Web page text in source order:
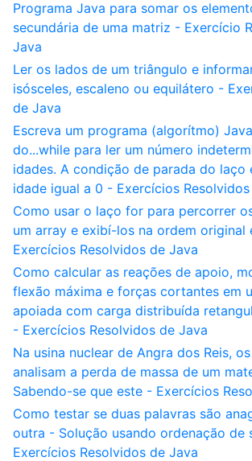
Programa Java para somar os
secundária de uma matriz - Exercício
Java
Ler os lados de um triângulo e
isósceles, escaleno ou equilátero -
de Java
Escreva um programa (algorítmo)
do...while para ler um número
idades. A condição de parada do laço
idade igual a 0 - Exercícios
Como usar o laço for para percorrer
um array e exibí-los na ordem
Exercícios Resolvidos de Java
Como calcular as reações de apoio,
flexão máxima e forças cortantes em
apoiada com carga distribuída
- Exercícios Resolvidos de Java
Na usina nuclear de Angra dos Reis,
analisam a perda de massa de um
Sabendo-se que este - Exercícios
Como testar se duas palavras são
outra - Solução usando ordenação de
Exercícios Resolvidos de Java